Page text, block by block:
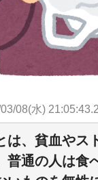
08(水)
は、貧血やス
普通の人は食